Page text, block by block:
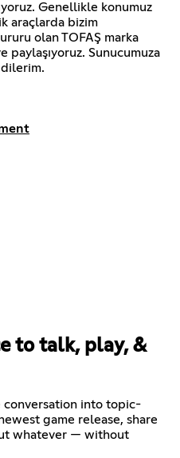
Genellikle konumuz
araçlarda bizim
olan TOFAŞ marka
paylaşıyoruz. Sunucumuza
dilerim.
to talk, play, &
conversation into topic-
game release, share
whatever — without